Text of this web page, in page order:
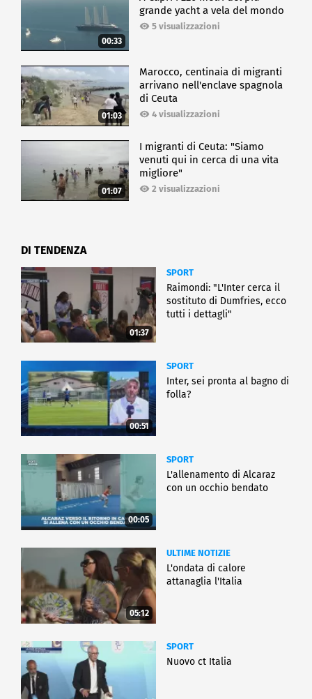
00:33
grande yacht a vela del mondo
5 visualizzazioni
01:03
Marocco, centinaia di migranti
arrivano nell'enclave spagnola
di Ceuta
4 visualizzazioni
01:07
I migranti di Ceuta: "Siamo
venuti qui in cerca di una vita
migliore"
2 visualizzazioni
DI TENDENZA
01:37
SPORT
Raimondi: "L'Inter cerca il
sostituto di Dumfries, ecco
tutti i dettagli"
00:51
SPORT
Inter, sei pronta al bagno di
folla?
00:05
SPORT
L'allenamento di Alcaraz
con un occhio bendato
05:12
ULTIME NOTIZIE
L'ondata di calore
attanaglia l'Italia
SPORT
Nuovo ct Italia